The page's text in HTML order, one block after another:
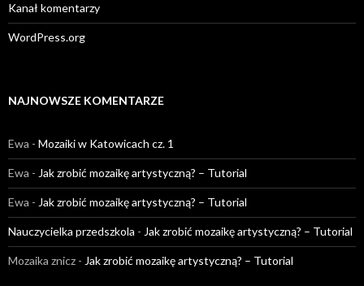
Kanał komentarzy
WordPress.org
NAJNOWSZE KOMENTARZE
Ewa - Mozaiki w Katowicach cz. 1
Ewa - Jak zrobić mozaikę artystyczną? – Tutorial
Ewa - Jak zrobić mozaikę artystyczną? – Tutorial
Nauczycielka przedszkola - Jak zrobić mozaikę artystyczną? – Tutorial
Mozaika znicz - Jak zrobić mozaikę artystyczną? – Tutorial